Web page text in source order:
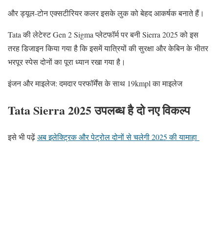
और ड्यूल-टोन एक्सटीरियर कलर इसके लुक को बेहद आकर्षक बनाते हैं।
Tata की लेटेस्ट Gen 2 Sigma प्लेटफॉर्म पर बनी Sierra 2025 को इस
तरह डिजाइन किया गया है कि इसमें यात्रियों की सुरक्षा और केबिन के भीतर
भरपूर स्पेस दोनों का पूरा ध्यान रखा गया है।
इंजन और माइलेज: दमदार परफॉर्मेंस के साथ 19kmpl का माइलेज
Tata Sierra 2025 उपलब्ध है दो नए विकल्प
इसे भी पढ़ेंअब इलेक्ट्रिक और पेट्रोल दोनों से चलेगी 2025 की यामाहा